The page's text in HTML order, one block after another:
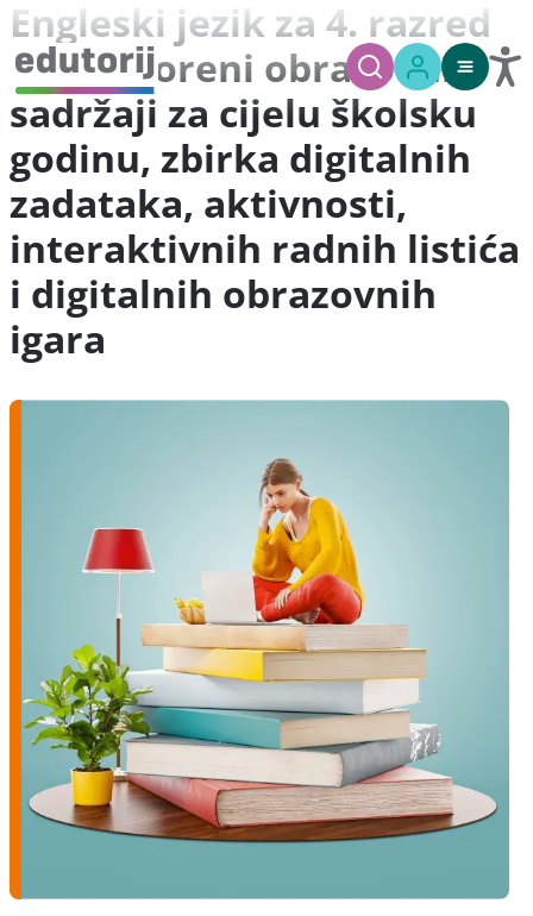
Engleski jezik za 4. razred
OŠ - otvoreni obrazovni
sadržaji za cijelu školsku
godinu, zbirka digitalnih
zadataka, aktivnosti,
interaktivnih radnih listića
i digitalnih obrazovnih
igara